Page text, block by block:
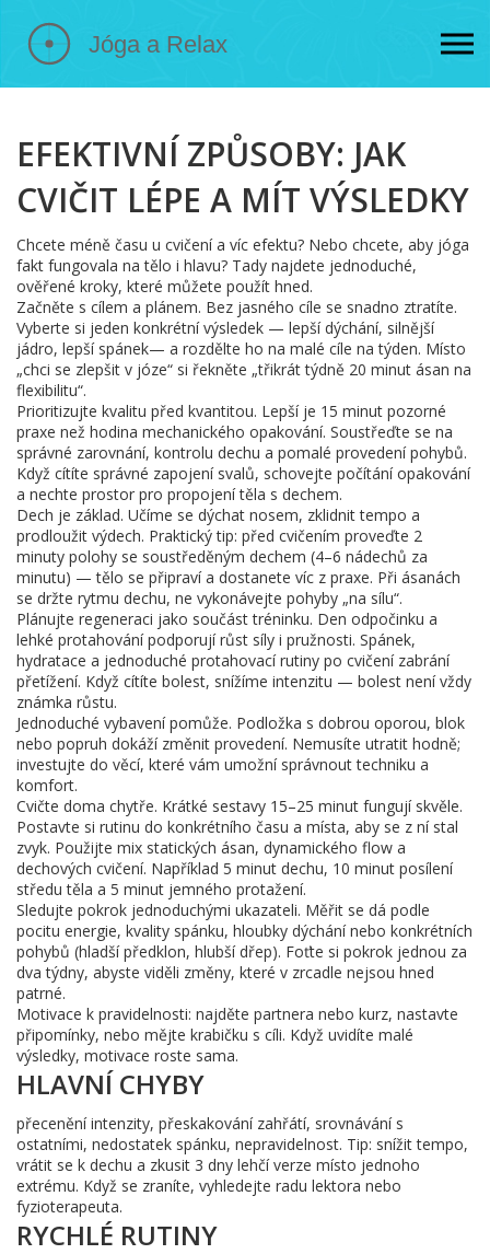
EFEKTIVNÍ ZPŮSOBY: JAK
CVIČIT LÉPE A MÍT VÝSLEDKY
Chcete méně času u cvičení a víc efektu? Nebo chcete, aby jóga
fakt fungovala na tělo i hlavu? Tady najdete jednoduché,
ověřené kroky, které můžete použít hned.
Začněte s cílem a plánem. Bez jasného cíle se snadno ztratíte.
Vyberte si jeden konkrétní výsledek — lepší dýchání, silnější
jádro, lepší spánek— a rozdělte ho na malé cíle na týden. Místo
„chci se zlepšit v józe“ si řekněte „třikrát týdně 20 minut ásan na
flexibilitu“.
Prioritizujte kvalitu před kvantitou. Lepší je 15 minut pozorné
praxe než hodina mechanického opakování. Soustřeďte se na
správné zarovnání, kontrolu dechu a pomalé provedení pohybů.
Když cítíte správné zapojení svalů, schovejte počítání opakování
a nechte prostor pro propojení těla s dechem.
Dech je základ. Učíme se dýchat nosem, zklidnit tempo a
prodloužit výdech. Praktický tip: před cvičením proveďte 2
minuty polohy se soustředěným dechem (4–6 nádechů za
minutu) — tělo se připraví a dostanete víc z praxe. Při ásanách
se držte rytmu dechu, ne vykonávejte pohyby „na sílu“.
Plánujte regeneraci jako součást tréninku. Den odpočinku a
lehké protahování podporují růst síly i pružnosti. Spánek,
hydratace a jednoduché protahovací rutiny po cvičení zabrání
přetížení. Když cítíte bolest, snížíme intenzitu — bolest není vždy
známka růstu.
Jednoduché vybavení pomůže. Podložka s dobrou oporou, blok
nebo popruh dokáží změnit provedení. Nemusíte utratit hodně;
investujte do věcí, které vám umožní správnout techniku a
komfort.
Cvičte doma chytře. Krátké sestavy 15–25 minut fungují skvěle.
Postavte si rutinu do konkrétního času a místa, aby se z ní stal
zvyk. Použijte mix statických ásan, dynamického flow a
dechových cvičení. Například 5 minut dechu, 10 minut posílení
středu těla a 5 minut jemného protažení.
Sledujte pokrok jednoduchými ukazateli. Měřit se dá podle
pocitu energie, kvality spánku, hloubky dýchání nebo konkrétních
pohybů (hladší předklon, hlubší dřep). Foťte si pokrok jednou za
dva týdny, abyste viděli změny, které v zrcadle nejsou hned
patrné.
Motivace k pravidelnosti: najděte partnera nebo kurz, nastavte
připomínky, nebo mějte krabičku s cíli. Když uvidíte malé
výsledky, motivace roste sama.
HLAVNÍ CHYBY
přecenění intenzity, přeskakování zahřátí, srovnávání s
ostatními, nedostatek spánku, nepravidelnost. Tip: snížit tempo,
vrátit se k dechu a zkusit 3 dny lehčí verze místo jednoho
extrému. Když se zraníte, vyhledejte radu lektora nebo
fyzioterapeuta.
RYCHLÉ RUTINY